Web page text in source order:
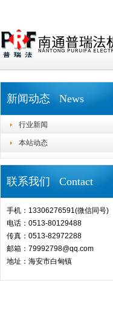
新闻动态 News
行业新闻
本站动态
联系我们 Contact
手机：13306276591(微信同号)
电话：0513-80129488
传真：0513-82972288
邮箱：79992798@qq.com
地址：海安市白甸镇